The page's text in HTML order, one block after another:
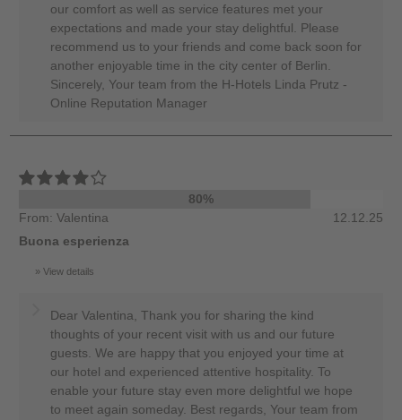
our comfort as well as service features met your
expectations and made your stay delightful. Please
recommend us to your friends and come back soon for
another enjoyable time in the city center of Berlin.
Sincerely, Your team from the H-Hotels Linda Prutz -
Online Reputation Manager
80%
From: Valentina
12.12.25
Buona esperienza
View details
Dear Valentina, Thank you for sharing the kind
thoughts of your recent visit with us and our future
guests. We are happy that you enjoyed your time at
our hotel and experienced attentive hospitality. To
enable your future stay even more delightful we hope
to meet again someday. Best regards, Your team from